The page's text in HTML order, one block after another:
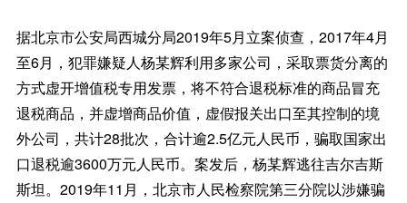
据北京市公安局西城分局2019年5月立案侦查，2017年4月
至6月，犯罪嫌疑人杨某辉利用多家公司，采取票货分离的
方式虚开增值税专用发票，将不符合退税标准的商品冒充
退税商品，并虚增商品价值，虚假报关出口至其控制的境
外公司，共计28批次，合计逾2.5亿元人民币，骗取国家出
口退税逾3600万元人民币。案发后，杨某辉逃往吉尔吉斯
斯坦。2019年11月，北京市人民检察院第三分院以涉嫌骗